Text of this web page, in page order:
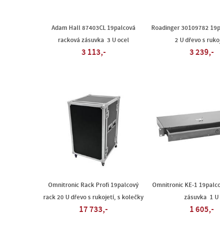
Adam Hall 87403CL 19palcová
racková zásuvka 3 U ocel
3 113,-
Roadinger 30109782
2 U dřevo s
3 239,-
Omnitronic Rack Profi 19palcový
rack 20 U dřevo s rukojetí, s kolečky
17 733,-
Omnitronic KE-1
zásuvka 1 U
1 605,-